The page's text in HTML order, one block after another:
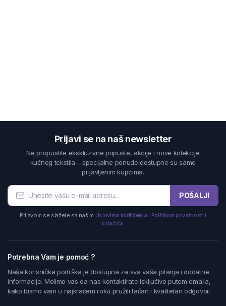
Prijavi se na naš newsletter
Ne propustite ekskluzivne popuste, akcije i nove kolekcije
kućnog tekstila – specijalne ponude dostupne su samo
prijavljenim kupcima.
POŠALJI
Prijavom se slažete sa našim Uslovima korišćenja i Politikom privatnosti i
kolačića.
Potrebna Vam je pomoć ?
Naša korisnička podrška je dostupna za sva vaša pitanja i dodatne
informacije. Molimo vas da nas kontaktirate isključivo putem emaila,
kako bismo vam u najkraćem roku pružili tačan i kvalitetan odgovor.